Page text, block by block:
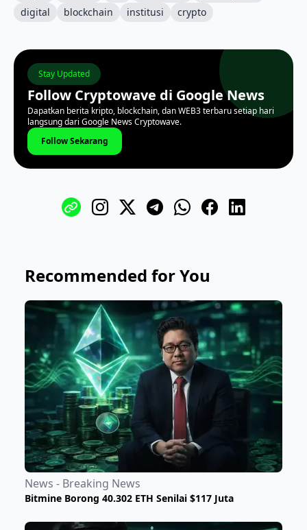
digital
blockchain institusi crypto
Stay Updated
Follow Cryptowave di Google News
Dapatkan berita kripto, blockchain, dan WEB3 terbaru setiap hari
langsung dari Google News Cryptowave.
Follow Sekarang
Recommended for You
News - Breaking News
Bitmine Borong 40.302 ETH Senilai $117 Juta